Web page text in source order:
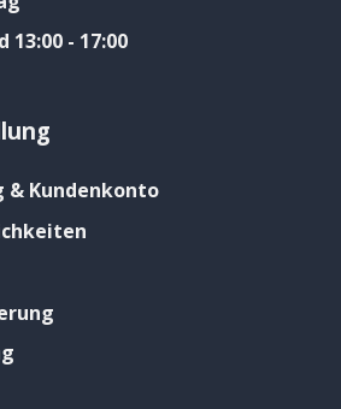
13:00 - 17:00
& Kundenkonto